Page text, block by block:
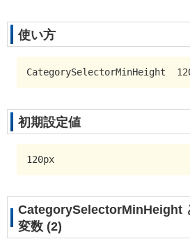
使い方
CategorySelectorMinHeight
初期設定値
120px
CategorySelectorMinHeight
変数 (2)